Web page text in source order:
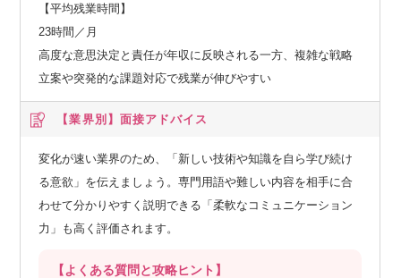
【平均残業時間】
23時間／月
高度な意思決定と責任が年収に反映される一方、複雑な戦略
立案や突発的な課題対応で残業が伸びやすい
【業界別】 面接アドバイス
変化が速い業界のため、「新しい技術や知識を自ら学び続け
る意欲」を伝えましょう。専門用語や難しい内容を相手に合
わせて分かりやすく説明できる「柔軟なコミュニケーション
力」も高く評価されます。
【よくある質問と攻略ヒント】